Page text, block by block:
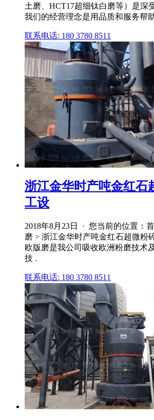
土磨、HCT17超细钛白磨等）是深
我们的经营理念是用品质和服务帮
联系电话: 180 3780 8511
浙江金华时产吨金红石
工设
2018年8月23日 · 您当前的位置：
磨 > 浙江金华时产吨金红石超微粉
欧版磨是我公司吸收欧洲粉磨技术
技 .
联系电话: 180 3780 8511